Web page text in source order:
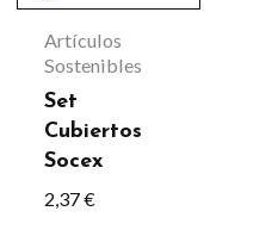
Artículos
Sostenibles
Set
Cubiertos
Socex
2,37€